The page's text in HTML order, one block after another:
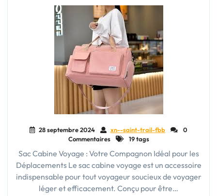
28 septembre 2024 xn--saint-trail-fbb
0
Commentaires
19 tags
Sac Cabine Voyage : Votre Compagnon Idéal pour les
Déplacements Le sac cabine voyage est un accessoire
indispensable pour tout voyageur soucieux de voyager
léger et efficacement. Conçu pour être…